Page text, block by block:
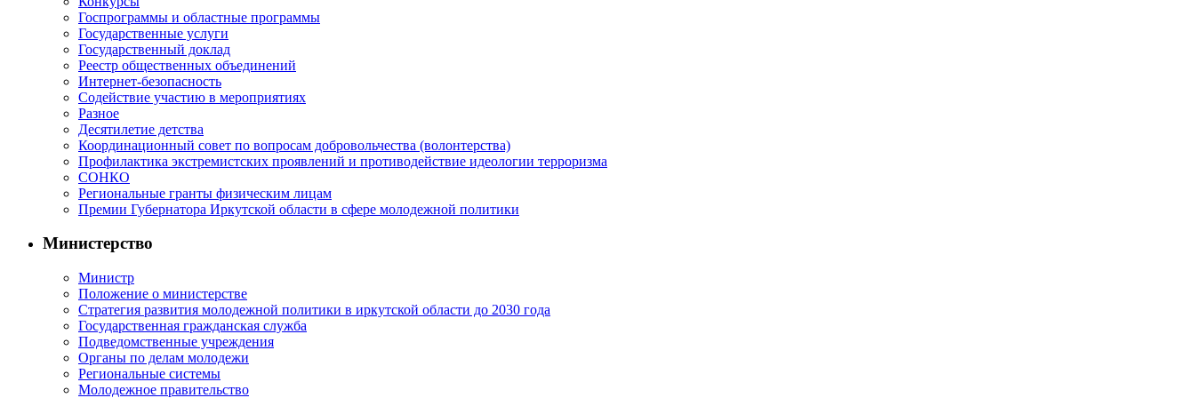
Госпрограммы и областные программы
Государственные услуги
Государственный доклад
Реестр общественных объединений
Интернет-безопасность
Содействие участию в мероприятиях
Разное
Десятилетие детства
Координационный совет по вопросам добровольчества (волонтерства)
Профилактика экстремистских проявлений и противодействие идеологии терроризма
СОНКО
Региональные гранты физическим лицам
Премии Губернатора Иркутской области в сфере молодежной политики
Министерство
Министр
Положение о министерстве
Стратегия развития молодежной политики в иркутской области до 2030 года
Государственная гражданская служба
Подведомственные учреждения
Органы по делам молодежи
Региональные системы
Молодежное правительство